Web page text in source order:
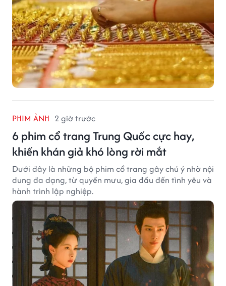
PHIM ẢNH 2 giờ trước
6 phim cổ trang Trung Quốc cực hay,
khiến khán giả khó lòng rời mắt
Dưới đây là những bộ phim cổ trang gây chú ý nhờ nội
dung đa dạng, từ quyền mưu, gia đấu đến tình yêu và
hành trình lập nghiệp.